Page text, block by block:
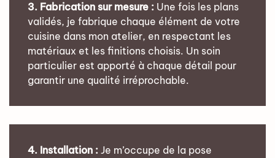
3. Fabrication sur mesure : Une fois les plans
validés, je fabrique chaque élément de votre
cuisine dans mon atelier, en respectant les
matériaux et les finitions choisis. Un soin
particulier est apporté à chaque détail pour
garantir une qualité irréprochable.
4. Installation : Je m’occupe de la pose